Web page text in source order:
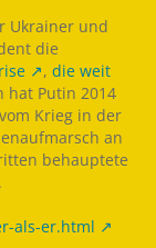
Ukrainer und
die
, die weit
hat Putin 2014
Krieg in der
an
behauptete
als-er.html